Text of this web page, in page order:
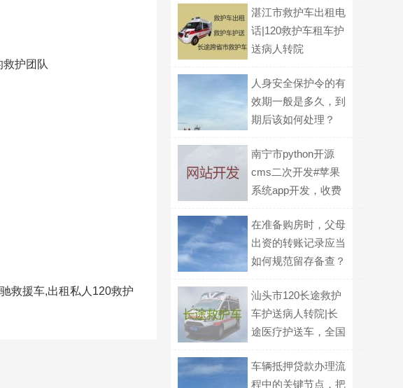
护团队
救援车,出租私人120救护
湛江市救护车出租电
话|120救护车租车护
送病人转院
人身安全保护令的有
效期一般是多久，到
期后该如何处理？
南宁市python开源
cms二次开发#苹果
系统app开发，收费
在准备购房时，父母
出资的转账记录应当
如何规范留存备查？
汕头市120长途救护
车护送病人转院|长
途医疗护送车，全国
车辆抵押贷款办理流
程中的关键节点，把